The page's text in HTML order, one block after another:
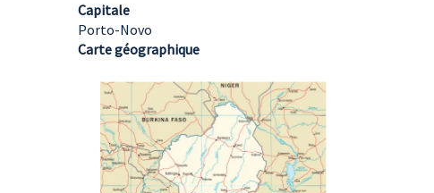
Capitale
Porto-Novo
Carte géographique
Image